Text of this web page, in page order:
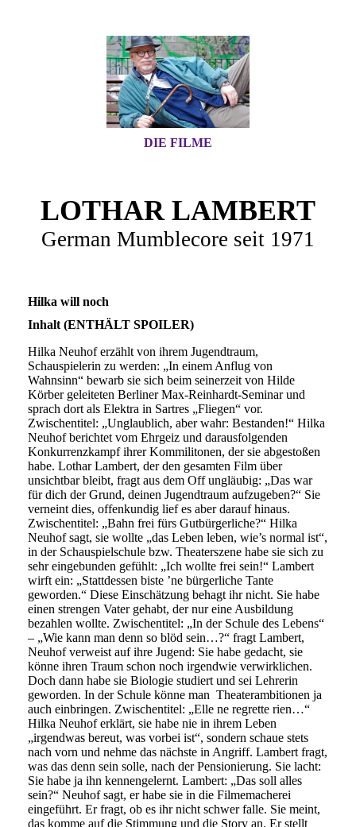
DIE FILME
LOTHAR LAMBERT
German Mumblecore seit 1971
Hilka will noch
Inhalt (ENTHÄLT SPOILER)
Hilka Neuhof erzählt von ihrem Jugendtraum,
Schauspielerin zu werden: „In einem Anflug von
Wahnsinn“ bewarb sie sich beim seinerzeit von Hilde
Körber geleiteten Berliner Max-Reinhardt-Seminar und
sprach dort als Elektra in Sartres „Fliegen“ vor.
Zwischentitel: „Unglaublich, aber wahr: Bestanden!“ Hilka
Neuhof berichtet vom Ehrgeiz und darausfolgenden
Konkurrenzkampf ihrer Kommilitonen, der sie abgestoßen
habe. Lothar Lambert, der den gesamten Film über
unsichtbar bleibt, fragt aus dem Off ungläubig: „Das war
für dich der Grund, deinen Jugendtraum aufzugeben?“ Sie
verneint dies, offenkundig lief es aber darauf hinaus.
Zwischentitel: „Bahn frei fürs Gutbürgerliche?“ Hilka
Neuhof sagt, sie wollte „das Leben leben, wie’s normal ist“,
in der Schauspielschule bzw. Theaterszene habe sie sich zu
sehr eingebunden gefühlt: „Ich wollte frei sein!“ Lambert
wirft ein: „Stattdessen biste ’ne bürgerliche Tante
geworden.“ Diese Einschätzung behagt ihr nicht. Sie habe
einen strengen Vater gehabt, der nur eine Ausbildung
bezahlen wollte. Zwischentitel: „In der Schule des Lebens“
– „Wie kann man denn so blöd sein…?“ fragt Lambert,
Neuhof verweist auf ihre Jugend: Sie habe gedacht, sie
könne ihren Traum schon noch irgendwie verwirklichen.
Doch dann habe sie Biologie studiert und sei Lehrerin
geworden. In der Schule könne man Theaterambitionen ja
auch einbringen. Zwischentitel: „Elle ne regrette rien…“
Hilka Neuhof erklärt, sie habe nie in ihrem Leben
„irgendwas bereut, was vorbei ist“, sondern schaue stets
nach vorn und nehme das nächste in Angriff. Lambert fragt,
was das denn sein solle, nach der Pensionierung. Sie lacht:
Sie habe ja ihn kennengelernt. Lambert: „Das soll alles
sein?“ Neuhof sagt, er habe sie in die Filmemacherei
eingeführt. Er fragt, ob es ihr nicht schwer falle. Sie meint,
das komme auf die Stimmung und die Story an. Er stellt